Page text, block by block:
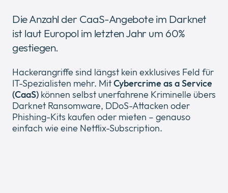
or
a
Newsroom
Rechtliches
Die Anzahl der CaaS-Angebote im Darknet
ist laut Europol im letzten Jahr um 60%
gestiegen.
Hackerangriffe sind längst kein exklusives Feld für
IT-Spezialisten mehr. MitCybercrime as a Service
(CaaS) können selbst unerfahrene Kriminelle übers
Darknet Ransomware, DDoS-Attacken oder
Phishing-Kits kaufen oder mieten – genauso
einfach wie eine Netflix-Subscription.